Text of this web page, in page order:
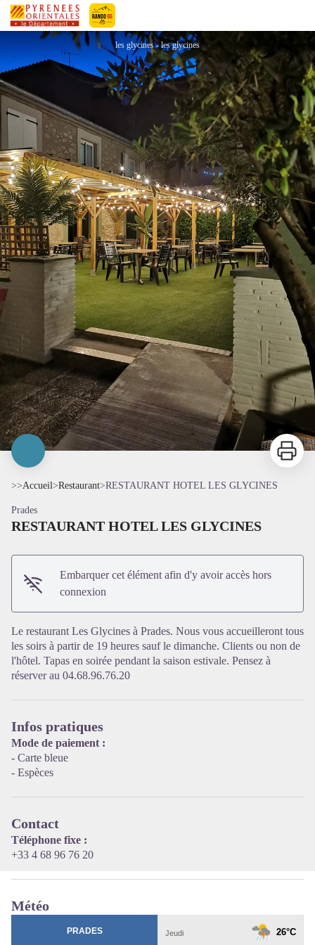
Pyrénées-Orientales Le Département
RESTAURANT HOTEL LES GLYCINES
les glycines - les glycines
Voir l'image en plein écran
Imprimer
>>Accueil>Restaurant>RESTAURANT HOTEL LES GLYCINES
Prades
RESTAURANT HOTEL LES GLYCINES
Embarquer cet élément afin d'y avoir accès hors
connexion
Le restaurant Les Glycines à Prades. Nous vous accueilleront tous
les soirs à partir de 19 heures sauf le dimanche. Clients ou non de
l'hôtel. Tapas en soirée pendant la saison estivale. Pensez à
réserver au 04.68.96.76.20
Infos pratiques
Mode de paiement :
- Carte bleue
- Espèces
Contact
Téléphone fixe :
+33 4 68 96 76 20
Météo